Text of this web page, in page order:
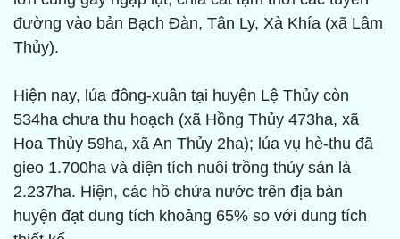
đường vào bản Bạch Đàn, Tân Ly, Xà Khía (xã Lâm
Thủy).
Hiện nay, lúa đông-xuân tại huyện Lệ Thủy còn
534ha chưa thu hoạch (xã Hồng Thủy 473ha, xã
Hoa Thủy 59ha, xã An Thủy 2ha); lúa vụ hè-thu đã
gieo 1.700ha và diện tích nuôi trồng thủy sản là
2.237ha. Hiện, các hồ chứa nước trên địa bàn
huyện đạt dung tích khoảng 65% so với dung tích